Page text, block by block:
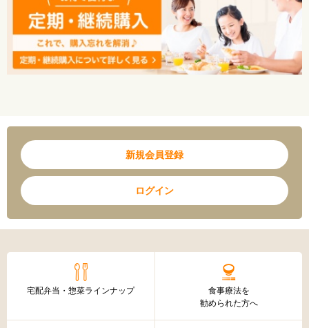
新規会員登録
ログイン
宅配弁当・惣菜ラインナップ
食事療法を
勧められた方へ